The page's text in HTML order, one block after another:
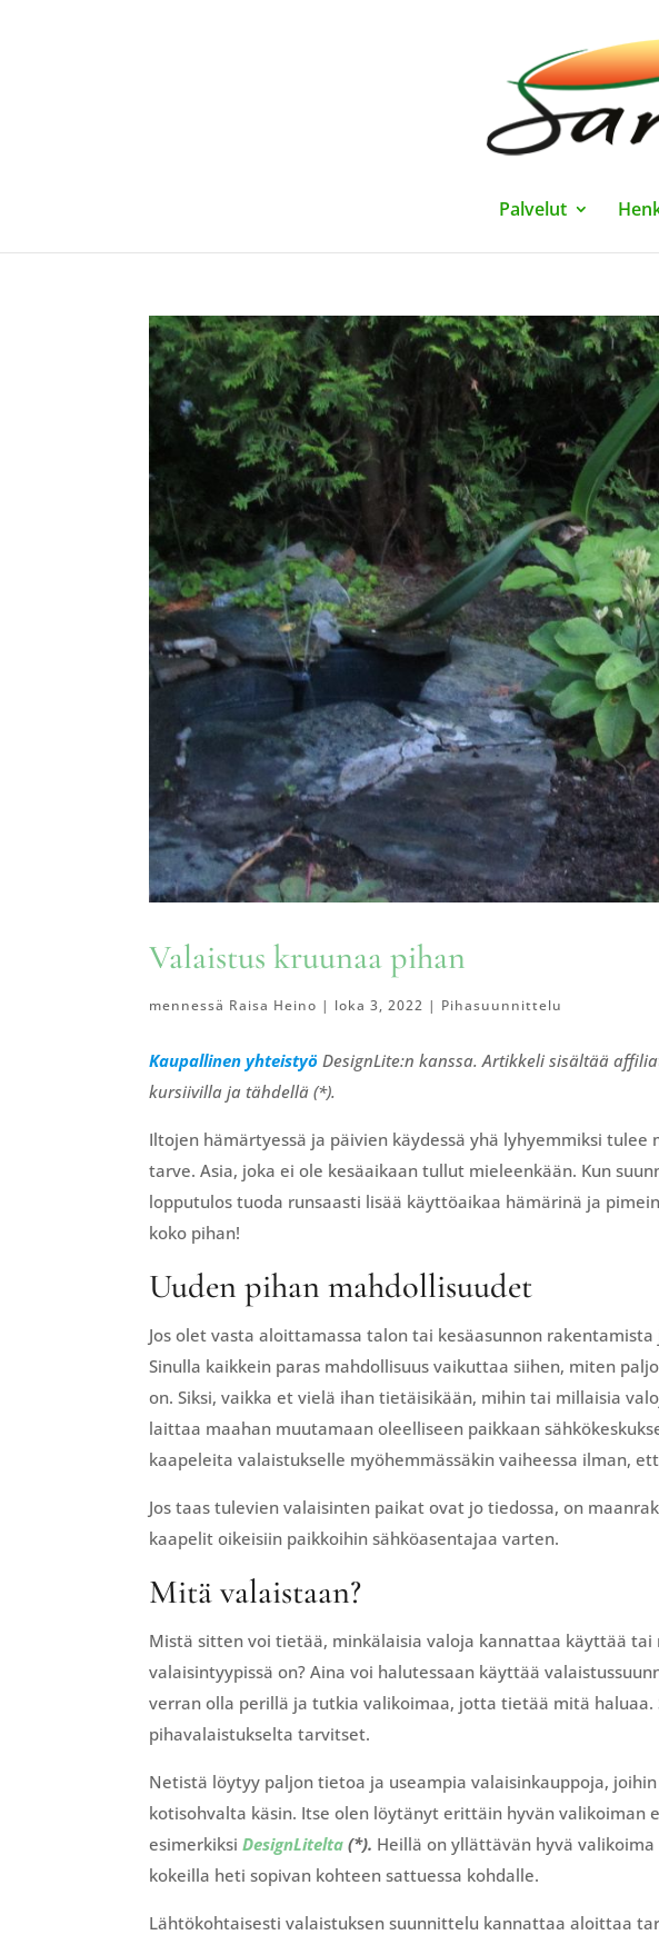
Palvelut
Valaistus kruunaa pihan
mennessä Raisa Heino | loka 3, 2022 | Pihasuunnittelu
Kaupallinen yhteistyö DesignLite:n kanssa. Artikkeli sisältää
kursiivilla ja tähdellä (*).
Iltojen hämärtyessä ja päivien käydessä yhä lyhyemmiksi
tarve. Asia, joka ei ole kesäaikaan tullut mieleenkään. Kun
lopputulos tuoda runsaasti lisää käyttöaikaa hämärinä ja
koko pihan!
Uuden pihan mahdollisuudet
Jos olet vasta aloittamassa talon tai kesäasunnon
Sinulla kaikkein paras mahdollisuus vaikuttaa siihen, miten
on. Siksi, vaikka et vielä ihan tietäisikään, mihin tai millaisia
laittaa maahan muutamaan oleelliseen paikkaan
kaapeleita valaistukselle myöhemmässäkin vaiheessa ilman,
Jos taas tulevien valaisinten paikat ovat jo tiedossa, on
kaapelit oikeisiin paikkoihin sähköasentajaa varten.
Mitä valaistaan?
Mistä sitten voi tietää, minkälaisia valoja kannattaa käyttää tai
valaisintyypissä on? Aina voi halutessaan käyttää
verran olla perillä ja tutkia valikoimaa, jotta tietää mitä
pihavalaistukselta tarvitset.
Netistä löytyy paljon tietoa ja useampia valaisinkauppoja,
kotisohvalta käsin. Itse olen löytänyt erittäin hyvän valikoiman
esimerkiksiDesignLitelta (*). Heillä on yllättävän hyvä
kokeilla heti sopivan kohteen sattuessa kohdalle.
Lähtökohtaisesti valaistuksen suunnittelu kannattaa aloittaa